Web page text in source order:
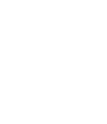
a favoritos